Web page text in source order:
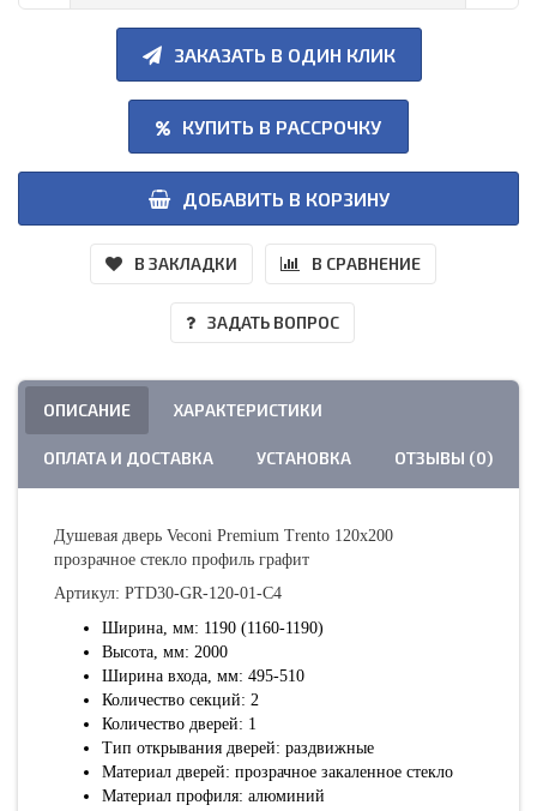
ЗАКАЗАТЬ В ОДИН КЛИК
КУПИТЬ В РАССРОЧКУ
ДОБАВИТЬ В КОРЗИНУ
В ЗАКЛАДКИ В СРАВНЕНИЕ
ЗАДАТЬ ВОПРОС
ОПИСАНИЕ ХАРАКТЕРИСТИКИ
ОПЛАТА И ДОСТАВКА УСТАНОВКА ОТЗЫВЫ (0)
Душевая дверь Veconi Premium Trento 120х200
прозрачное стекло профиль графит
Артикул: PTD30-GR-120-01-C4
Ширина, мм: 1190 (1160-1190)
Высота, мм: 2000
Ширина входа, мм: 495-510
Количество секций: 2
Количество дверей: 1
Тип открывания дверей: раздвижные
Материал дверей: прозрачное закаленное стекло
Материал профиля: алюминий